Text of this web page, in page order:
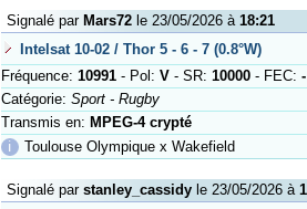
Signalé par Mars72le 23/05/2026 à 18:21
Intelsat 10-02 / Thor 5 - 6 - 7 (0.8°W)
Fréquence: 10991- Pol: V- SR: 10000- FEC: -
Catégorie: Sport - Rugby
Transmis en: MPEG-4 crypté
ℹ
Toulouse Olympique x Wakefield
Signalé par stanley_cassidyle 23/05/2026 à